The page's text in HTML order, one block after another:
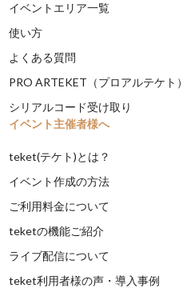
イベントエリア一覧
使い方
よくある質問
PRO ARTEKET（プロアルテケト）
シリアルコード受け取り
イベント主催者様へ
teket(テケト)とは？
イベント作成の方法
ご利用料金について
teketの機能ご紹介
ライブ配信について
teket利用者様の声・導入事例